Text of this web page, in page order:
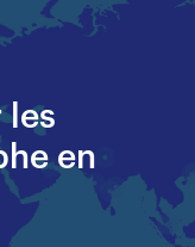
en